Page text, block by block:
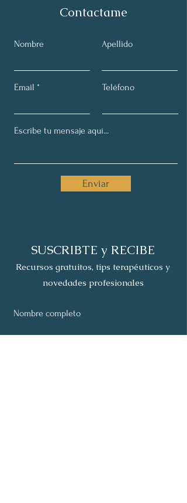
Contactame
Nombre Apellido
Email Teléfono
Enviar
SUSCRIBTE y RECIBE
Recursos gratuitos, tips terapéuticos y
novedades profesionales
Nombre completo